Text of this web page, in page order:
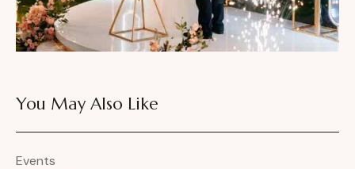
You May Also Like
Events